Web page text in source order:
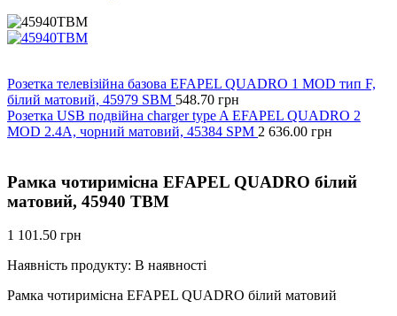
Розетка телевізійна базова EFAPEL QUADRO 1 MOD тип F,
білий матовий, 45979 SBM 548.70 грн
Розетка USB подвійна charger type A EFAPEL QUADRO 2
MOD 2.4A, чорний матовий, 45384 SPM 2 636.00 грн
Рамка чотиримісна EFAPEL QUADRO білий
матовий, 45940 TBM
1 101.50 грн
Наявність продукту: В наявності
Рамка чотиримісна EFAPEL QUADRO білий матовий